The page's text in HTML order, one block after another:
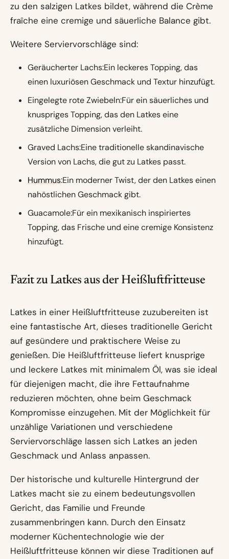
zu den salzigen Latkes bildet, während die Crème
fraîche eine cremige und säuerliche Balance gibt.
Weitere Serviervorschläge sind:
Geräucherter Lachs:Ein leckeres Topping, das
einen luxuriösen Geschmack und Textur hinzufügt.
Eingelegte rote Zwiebeln:Für ein säuerliches und
knuspriges Topping, das den Latkes eine
zusätzliche Dimension verleiht.
Graved Lachs:Eine traditionelle skandinavische
Version von Lachs, die gut zu Latkes passt.
Hummus:Ein moderner Twist, der den Latkes einen
nahöstlichen Geschmack gibt.
Guacamole:Für ein mexikanisch inspiriertes
Topping, das Frische und eine cremige Konsistenz
hinzufügt.
Fazit zu Latkes aus der Heißluftfritteuse
Latkes in einer Heißluftfritteuse zuzubereiten ist
eine fantastische Art, dieses traditionelle Gericht
auf gesündere und praktischere Weise zu
genießen. Die Heißluftfritteuse liefert knusprige
und leckere Latkes mit minimalem Öl, was sie ideal
für diejenigen macht, die ihre Fettaufnahme
reduzieren möchten, ohne beim Geschmack
Kompromisse einzugehen. Mit der Möglichkeit für
unzählige Variationen und verschiedene
Serviervorschläge lassen sich Latkes an jeden
Geschmack und Anlass anpassen.
Der historische und kulturelle Hintergrund der
Latkes macht sie zu einem bedeutungsvollen
Gericht, das Familie und Freunde
zusammenbringen kann. Durch den Einsatz
moderner Küchentechnologie wie der
Heißluftfritteuse können wir diese Traditionen auf